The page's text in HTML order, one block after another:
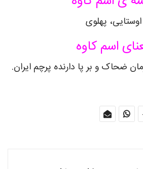
اوستایی، پهلوی
اسم کاوه
ضحاک و بر پا دارنده پرچم ایران.